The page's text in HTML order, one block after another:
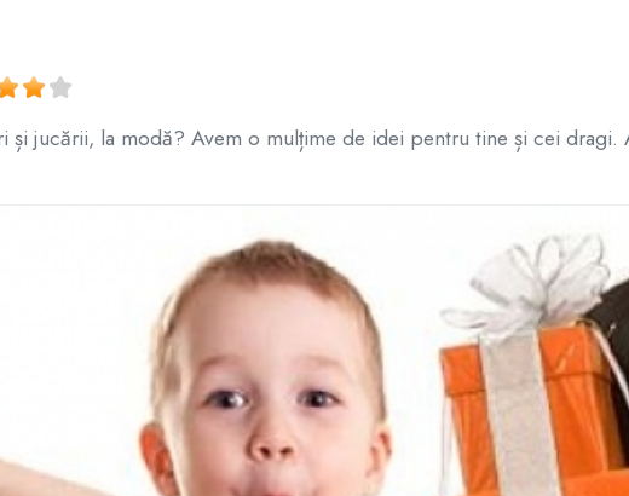
jucării, la modă? Avem o mulțime de idei pentru tine și cei dragi.